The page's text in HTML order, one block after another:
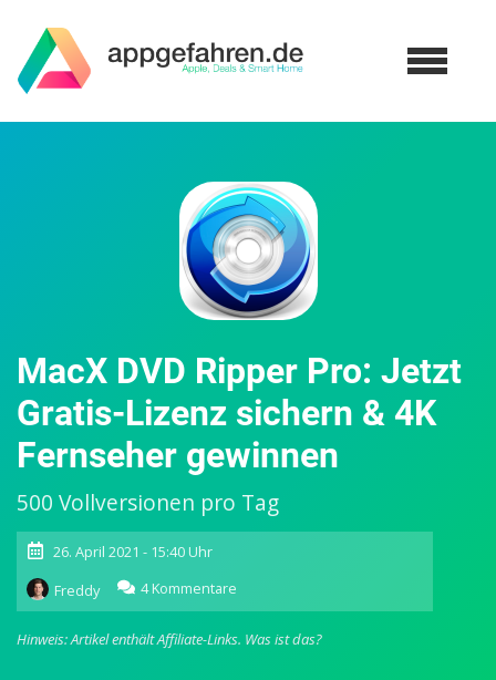
MacX DVD Ripper Pro: Jetzt
Gratis-Lizenz sichern & 4K
Fernseher gewinnen
500 Vollversionen pro Tag
26. April 2021 - 15:40 Uhr
Freddy
4 Kommentare
MacX
Ripper
Hinweis: Artikel enthält Affiliate-Links. Was ist das?